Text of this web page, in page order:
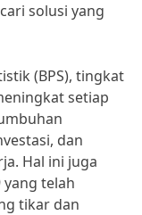
solusi yang
(BPS), tingkat
setiap
dan
Hal ini juga
telah
tikar dan